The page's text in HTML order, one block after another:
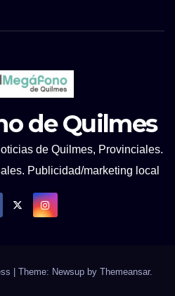
de Quilmes
de Quilmes, Provinciales.
Publicidad/marketing local
Theme: Newsup by Themeansar.